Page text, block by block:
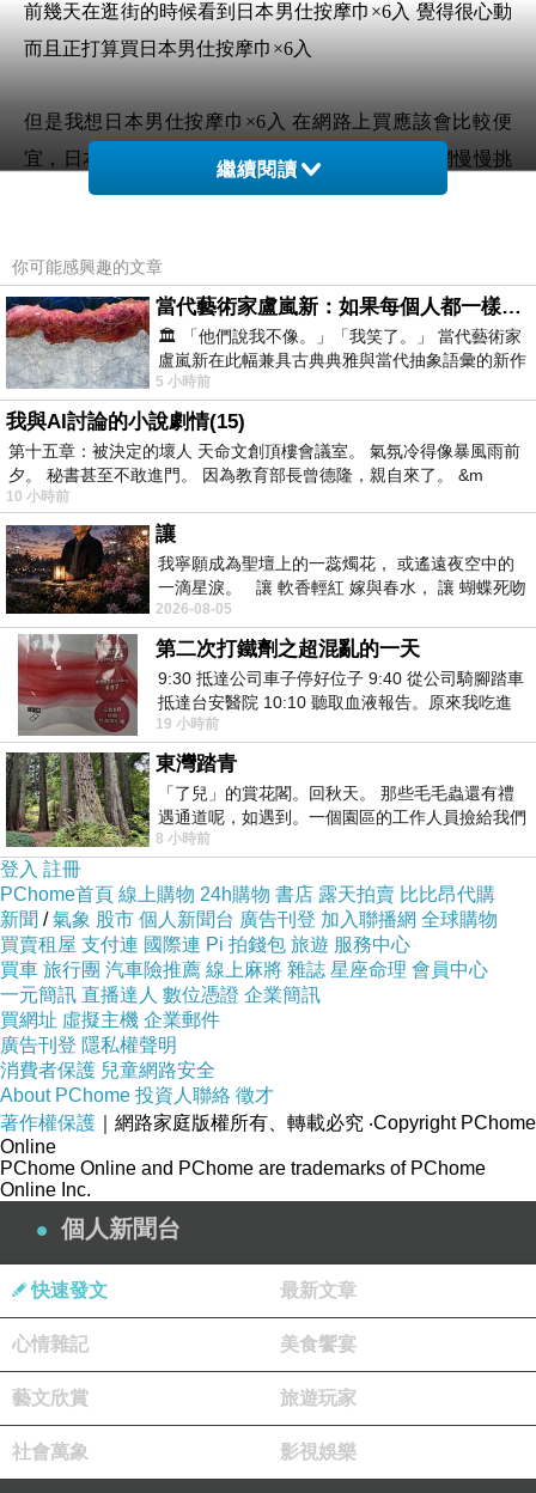
前幾天在逛街的時候看到日本男仕按摩巾×6入 覺得很心動
而且正打算買日本男仕按摩巾×6入
但是我想日本男仕按摩巾×6入 在網路上買應該會比較便
宜，日本男仕按摩巾×6入而且24小時都能買，上網慢慢挑
選，不用等店家開門也不用看店員臉色
想要購買日本男仕按摩巾×6入已經想很多天了!也
求助谷哥大神 發現日本男仕按摩巾×6入的評價真
的不錯想想哪裡買最便宜.心得文.試用文.分享文
行李箱/旅遊用品分享推薦.好用.推薦.評價.熱銷.
開箱文.優缺點比較
最後選擇在這購買日本男仕按摩巾×6入 的原因,
是因為比較有保障,也不會遇到詐騙集團,所以才
選擇在這購入
更多資料、資訊參考分享↓↓↓
商品網址
繼續閱讀
你可能感興趣的文章
當代藝術家盧嵐新：如果每個人都一樣，這世界該有多無聊？
🏛️ 「他們說我不像。」「我笑了。」 當代藝術家
盧嵐新在此幅兼具古典典雅與當代抽象語彙的新作
中，以沈靜的藍色空間為背景，描繪了
5 小時前
我與AI討論的小說劇情(15)
第十五章：被決定的壞人 天命文創頂樓會議室。 氣氛冷得像暴風雨前
夕。 秘書甚至不敢進門。 因為教育部長曾德隆，親自來了。 &m
10 小時前
讓
我寧願成為聖壇上的一蕊燭花， 或遙遠夜空中的
一滴星淚。 讓 軟香輕紅 嫁與春水， 讓 蝴蝶死吻
夏日最後一瓣玫瑰， 讓
2026-08-05
第二次打鐵劑之超混亂的一天
9:30 抵達公司車子停好位子 9:40 從公司騎腳踏車
抵達台安醫院 10:10 聽取血液報告。原來我吃進
去的 B12 彌可保並非沒有吸收而是超
19 小時前
東灣踏青
「了兒」的賞花閣。回秋天。 那些毛毛蟲還有禮
遇通道呢，如遇到。一個園區的工作人員撿給我們
細賞。
8 小時前
登入 註冊
PChome首頁 線上購物 24h購物 書店 露天拍賣 比比昂代購
新聞 /氣象 股市 個人新聞台 廣告刊登 加入聯播網 全球購物
買賣租屋 支付連 國際連 Pi 拍錢包 旅遊 服務中心
買車 旅行團 汽車險推薦 線上麻將 雜誌 星座命理 會員中心
一元簡訊 直播達人 數位憑證 企業簡訊
買網址 虛擬主機 企業郵件
廣告刊登 隱私權聲明
消費者保護 兒童網路安全
About PChome 投資人聯絡 徵才
著作權保護 ｜網路家庭版權所有、轉載必究 ‧Copyright PChome
Online
PChome Online and PChome are trademarks of PChome
Online Inc.
個人新聞台
快速發文 最新文章
心情雜記 美食饗宴
藝文欣賞 旅遊玩家
社會萬象 影視娛樂